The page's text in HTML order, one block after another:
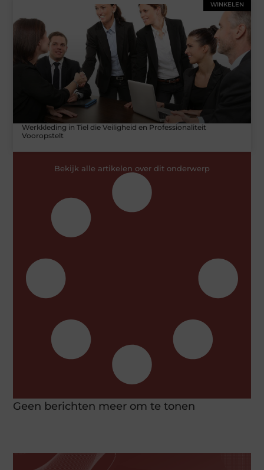
WINKELEN
Werkkleding in Tiel die Veiligheid en Professionaliteit
Vooropstelt
Bekijk alle artikelen over dit onderwerp
Geen berichten meer om te tonen